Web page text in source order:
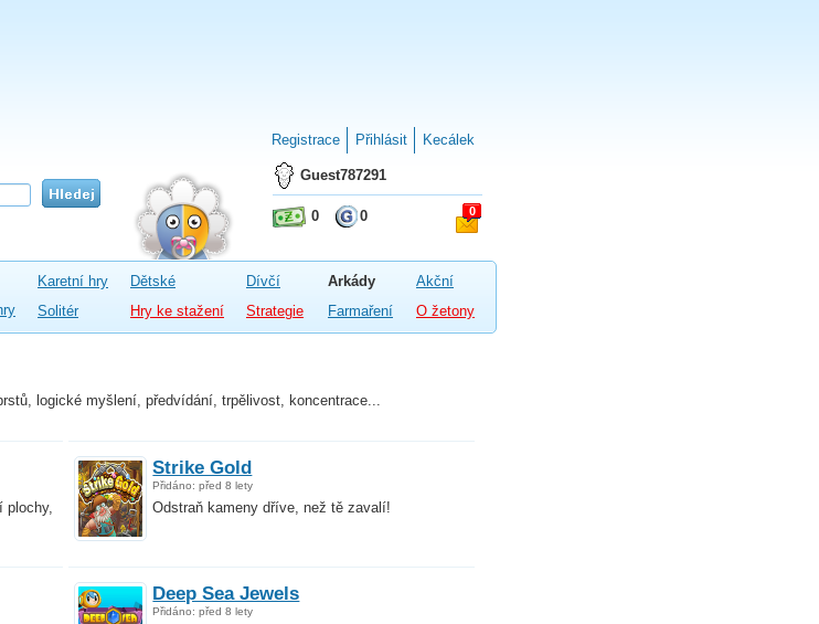
Registrace Přihlásit Kecálek
Guest787291
0 0 0
Karetní hry Dětské Dívčí Arkády
Akční
Solitér Hry ke stažení Strategie Farmaření O žetony
logické myšlení, předvídání, trpělivost, koncentrace...
plochy,
Strike Gold
Přidáno: před 8 lety
Odstraň kameny dříve, než tě zavalí!
Deep Sea Jewels
Přidáno: před 8 lety